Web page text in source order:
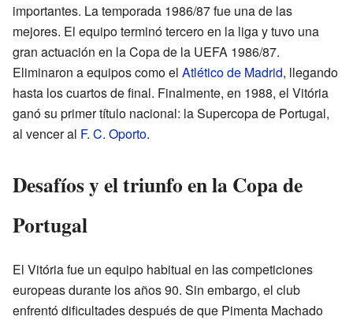
importantes. La temporada 1986/87 fue una de las
mejores. El equipo terminó tercero en la liga y tuvo una
gran actuación en la Copa de la UEFA 1986/87.
Eliminaron a equipos como el Atlético de Madrid, llegando
hasta los cuartos de final. Finalmente, en 1988, el Vitória
ganó su primer título nacional: la Supercopa de Portugal,
al vencer al F. C. Oporto.
Desafíos y el triunfo en la Copa de
Portugal
El Vitória fue un equipo habitual en las competiciones
europeas durante los años 90. Sin embargo, el club
enfrentó dificultades después de que Pimenta Machado